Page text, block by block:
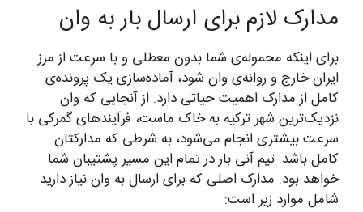
مدارک لازم برای ارسال بار به وان
برای اینکه محموله‌ی شما بدون معطلی و با سرعت از مرز
ایران خارج و روانه‌ی وان شود، آماده‌سازی یک پرونده‌ی
کامل از مدارک اهمیت حیاتی دارد. از آنجایی که وان
نزدیک‌ترین شهر ترکیه به خاک ماست، فرآیندهای گمرکی با
سرعت بیشتری انجام می‌شود، به شرطی که مدارکتان
کامل باشد. تیم آنی بار در تمام این مسیر پشتیبان شما
خواهد بود. مدارک اصلی که برای ارسال به وان نیاز دارید
شامل موارد زیر است: